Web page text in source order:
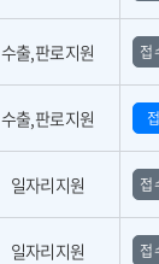
수출,판로지원 접
수출,판로지원
일자리지원 접
일자리지원 접